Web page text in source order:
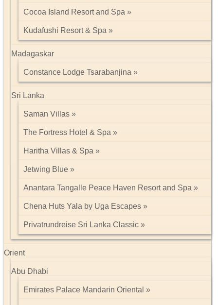
Cocoa Island Resort and Spa
Kudafushi Resort & Spa
Madagaskar
Constance Lodge Tsarabanjina
Sri Lanka
Saman Villas
The Fortress Hotel & Spa
Haritha Villas & Spa
Jetwing Blue
Anantara Tangalle Peace Haven Resort and Spa
Chena Huts Yala by Uga Escapes
Privatrundreise Sri Lanka Classic
Orient
Abu Dhabi
Emirates Palace Mandarin Oriental